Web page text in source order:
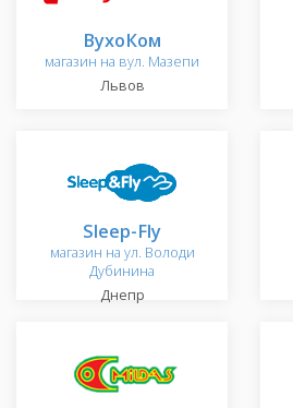
ВухоКом
магазин на вул. Мазепи
Львов
Sleep-Fly
магазин на ул. Володи
Дубинина
Днепр